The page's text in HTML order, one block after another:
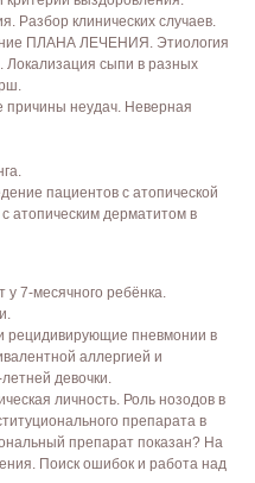
Разбор клинических случаев.
ПЛАНА ЛЕЧЕНИЯ. Этиология
Локализация сыпи в разных
причины неудач. Неверная
пациентов с атопической
атопическим дерматитом в
7-месячного ребёнка.
рецидивирующие пневмонии в
аллергией и
девочки.
личность. Роль нозодов в
препарата в
препарат показан? На
Поиск ошибок и работа над